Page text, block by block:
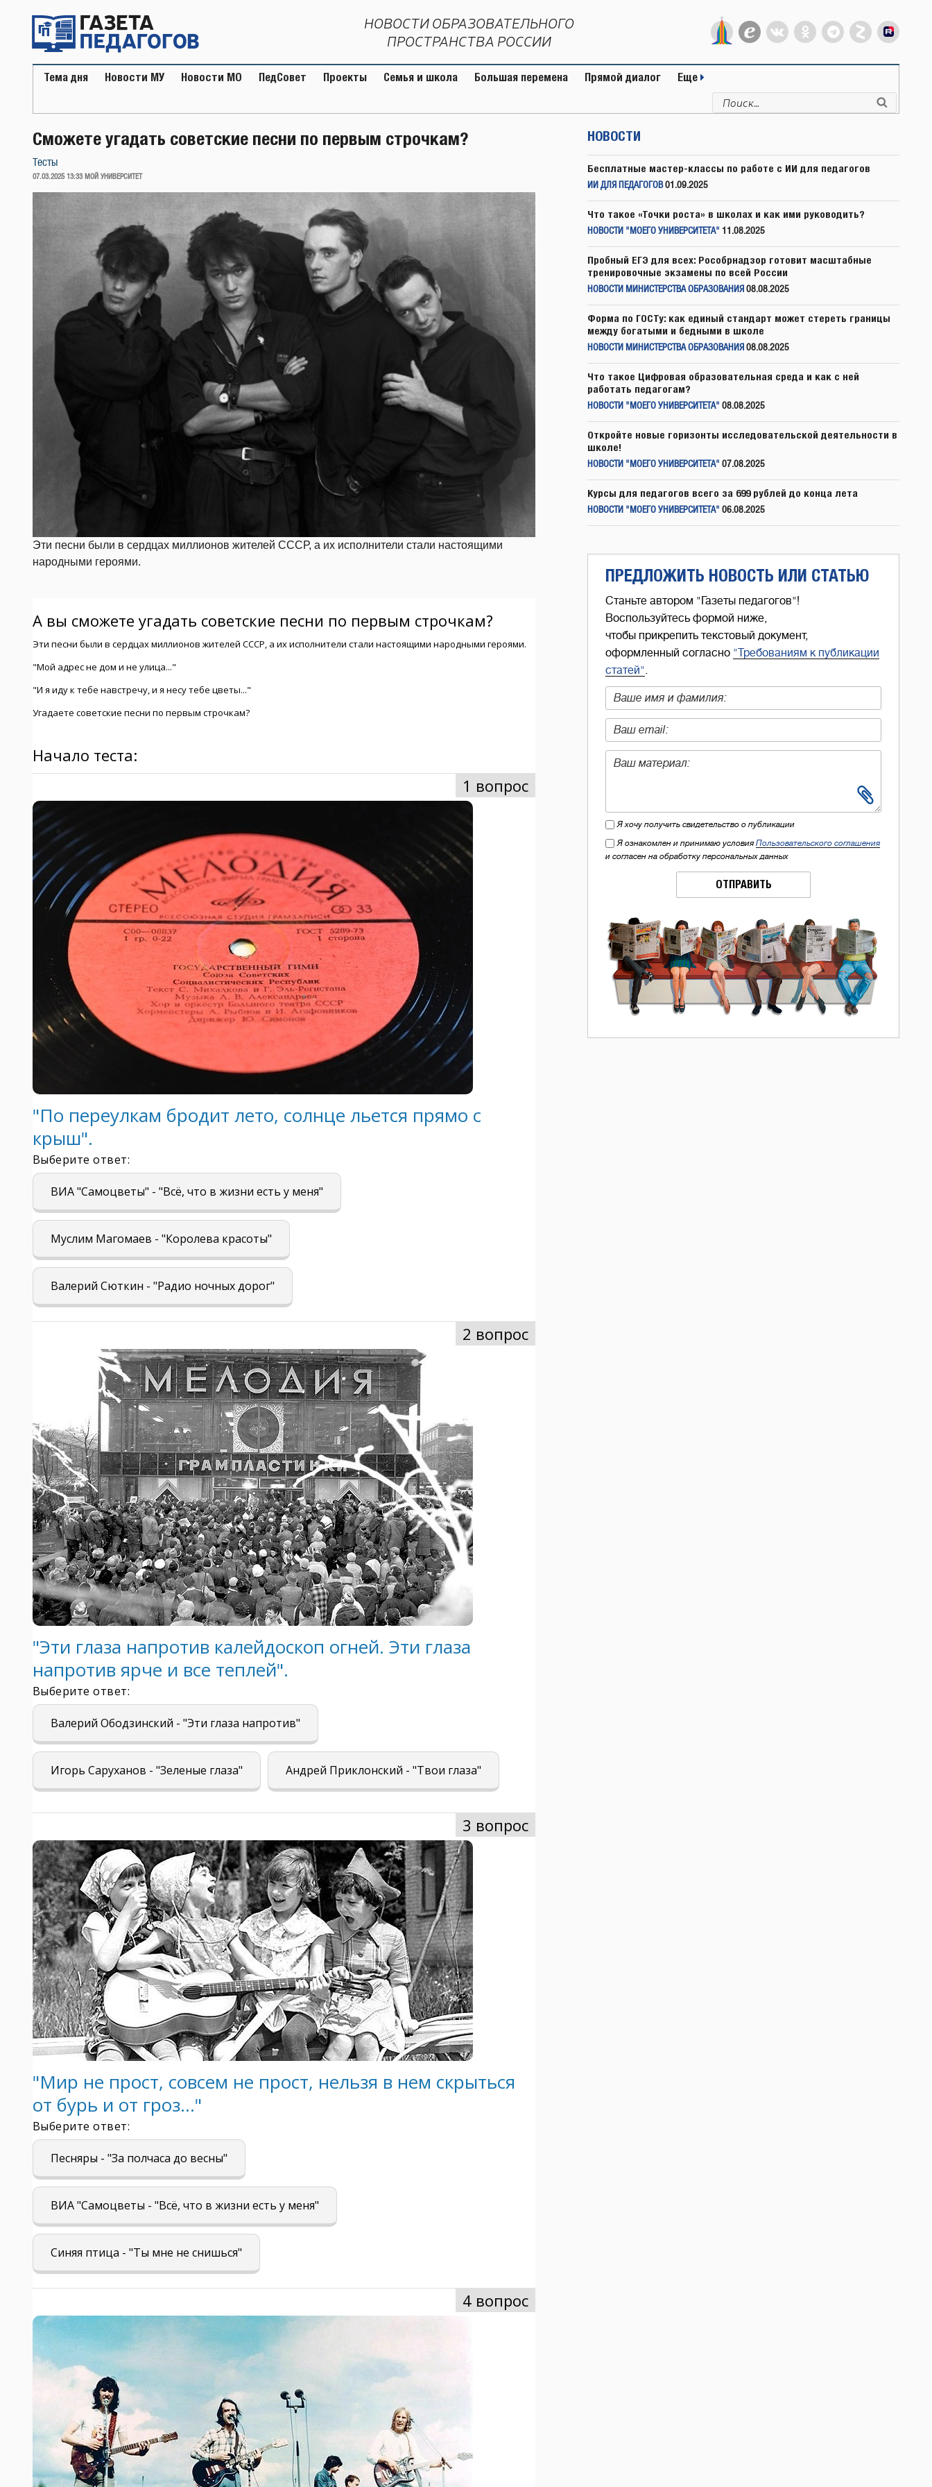
содержимому
НОВОСТИ ОБРАЗОВАТЕЛЬНОГО
ПРОСТРАНСТВА РОССИИ
Тема дня Новости МУ Новости МО ПедСовет Проекты Семья и школа Большая перемена Прямой диалог Еще
Искать:
Сможете угадать советские песни по первым строчкам?
Тесты
ОПУБЛИКОВАНО
07.03.2025 13:33 МОЙ УНИВЕРСИТЕТ
Эти песни были в сердцах миллионов жителей СССР, а их исполнители стали настоящими
народными героями.
НОВОСТИ
Бесплатные мастер-классы по работе с ИИ для педагогов
ИИ ДЛЯ ПЕДАГОГОВ 01.09.2025
Что такое «Точки роста» в школах и как ими руководить?
НОВОСТИ "МОЕГО УНИВЕРСИТЕТА" 11.08.2025
Пробный ЕГЭ для всех: Рособрнадзор готовит масштабные
тренировочные экзамены по всей России
НОВОСТИ МИНИСТЕРСТВА ОБРАЗОВАНИЯ 08.08.2025
Форма по ГОСТу: как единый стандарт может стереть границы
между богатыми и бедными в школе
НОВОСТИ МИНИСТЕРСТВА ОБРАЗОВАНИЯ 08.08.2025
Что такое Цифровая образовательная среда и как с ней
работать педагогам?
НОВОСТИ "МОЕГО УНИВЕРСИТЕТА" 08.08.2025
Откройте новые горизонты исследовательской деятельности в
школе!
НОВОСТИ "МОЕГО УНИВЕРСИТЕТА" 07.08.2025
Курсы для педагогов всего за 699 рублей до конца лета
НОВОСТИ "МОЕГО УНИВЕРСИТЕТА" 06.08.2025
ПРЕДЛОЖИТЬ НОВОСТЬ ИЛИ СТАТЬЮ
Станьте автором "Газеты педагогов"!
Воспользуйтесь формой ниже,
чтобы прикрепить текстовый документ,
оформленный согласно "Требованиям к публикации
статей".
Я хочу получить свидетельство о публикации
Я ознакомлен и принимаю условия Пользовательского соглашения
и согласен на обработку персональных данных
ОТПРАВИТЬ